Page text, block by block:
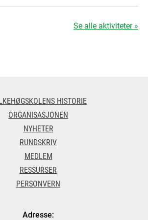
Se alle aktiviteter »
HISTORIE
ORGANISASJONEN
NYHETER
RUNDSKRIV
MEDLEM
RESSURSER
PERSONVERN
Adresse: